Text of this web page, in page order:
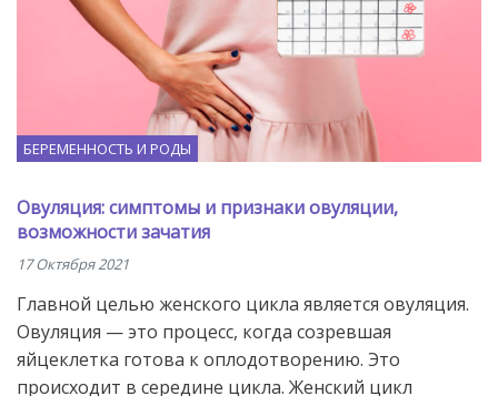
БЕРЕМЕННОСТЬ И РОДЫ
Овуляция: симптомы и признаки овуляции,
возможности зачатия
17 Октября 2021
Главной целью женского цикла является овуляция.
Овуляция — это процесс, когда созревшая
яйцеклетка готова к оплодотворению. Это
происходит в середине цикла. Женский цикл